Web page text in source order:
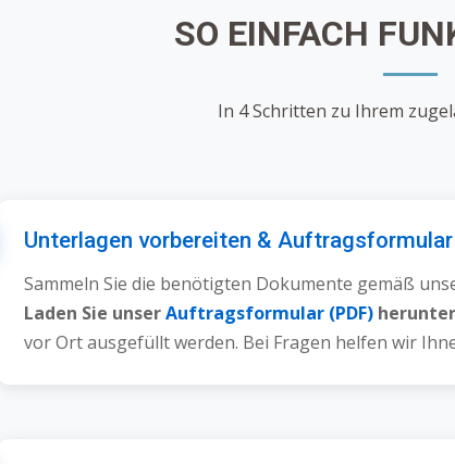
SO EINFACH
In 4 Schritten zu Ihrem
Unterlagen vorbereiten &
Sammeln Sie die benötigten Dokumente gemäß
Laden Sie unserAuftragsformular (PDF)
vor Ort ausgefüllt werden. Bei Fragen helfen wir